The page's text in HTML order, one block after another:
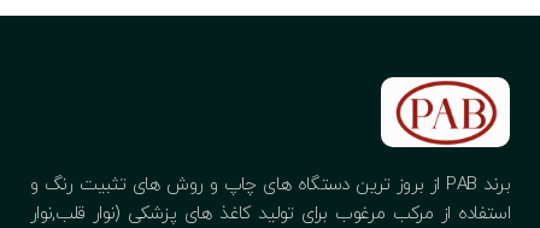
برند PAB از بروز ترین دستگاه های چاپ و روش های تثبیت رنگ و
استفاده از مرکب مرغوب برای تولید کاغذ های پزشکی (نوار قلب,نوار